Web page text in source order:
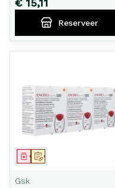
€ 15,11
Reserveer
Op voorschrift
Geneesmiddel
Gsk